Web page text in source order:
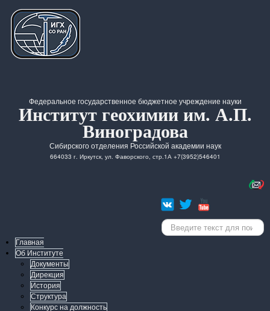
Федеральное государственное бюджетное учреждение науки
Институт геохимии им. А.П.
Виноградова
Сибирского отделения Российской академии наук
664033 г. Иркутск, ул. Фаворского, стр.1А +7(3952)546401
Искать...
Главная
Об Институте
Документы
Дирекция
История
Структура
Конкурс на должность